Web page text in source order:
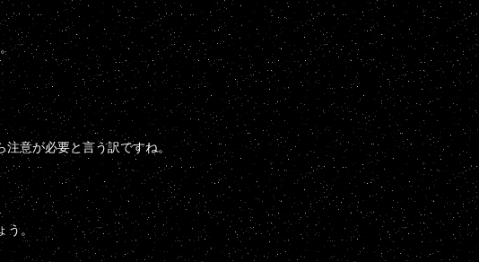
意が必要と言う訳ですね。
う。